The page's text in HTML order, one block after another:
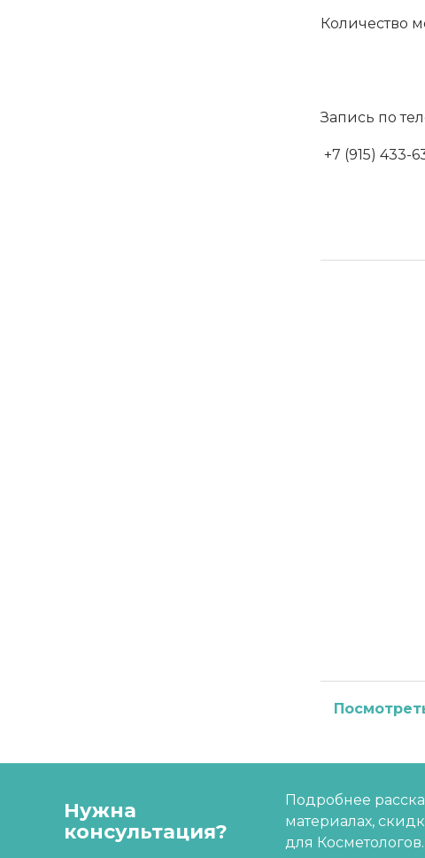
Количество
Запись по
+7 (915) 433-
Нужна
консультация?
Подробнее
материалах,
для Косметологов.